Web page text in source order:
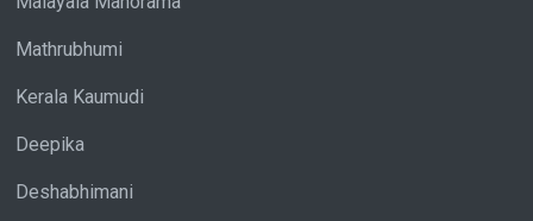
Mathrubhumi
Kerala Kaumudi
Deepika
Deshabhimani